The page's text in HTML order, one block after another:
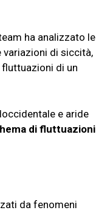
ha analizzato le
variazioni di siccità,
di un
e aride
di fluttuazioni
da fenomeni